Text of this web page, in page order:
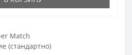
Match
(стандартно)